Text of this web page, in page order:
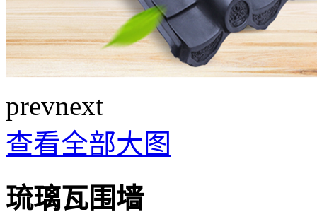
prevnext
查看全部大图
琉璃瓦围墙